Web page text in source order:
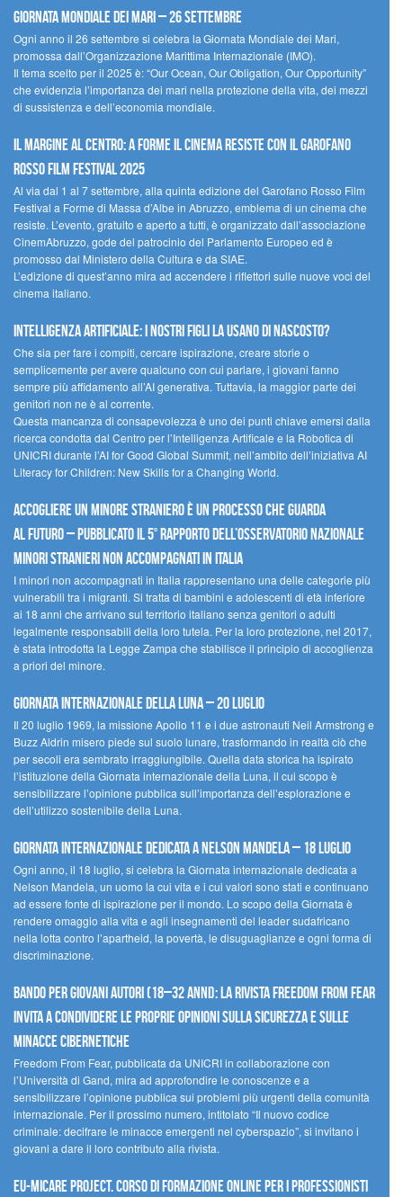
Giornata Mondiale dei Mari – 26 settembre
Ogni anno il 26 settembre si celebra la Giornata Mondiale dei Mari,
promossa dall’Organizzazione Marittima Internazionale (IMO).
Il tema scelto per il 2025 è: “Our Ocean, Our Obligation, Our Opportunity”
che evidenzia l’importanza dei mari nella protezione della vita, dei mezzi
di sussistenza e dell’economia mondiale.
Il margine al centro: a Forme il cinema resiste con il Garofano
Rosso Film Festival 2025
Al via dal 1 al 7 settembre, alla quinta edizione del Garofano Rosso Film
Festival a Forme di Massa d’Albe in Abruzzo, emblema di un cinema che
resiste. L’evento, gratuito e aperto a tutti, è organizzato dall’associazione
CinemAbruzzo, gode del patrocinio del Parlamento Europeo ed è
promosso dal Ministero della Cultura e da SIAE.
L’edizione di quest’anno mira ad accendere i riflettori sulle nuove voci del
cinema italiano.
Intelligenza artificiale: i nostri figli la usano di nascosto?
Che sia per fare i compiti, cercare ispirazione, creare storie o
semplicemente per avere qualcuno con cui parlare, i giovani fanno
sempre più affidamento all’AI generativa. Tuttavia, la maggior parte dei
genitori non ne è al corrente.
Questa mancanza di consapevolezza è uno dei punti chiave emersi dalla
ricerca condotta dal Centro per l’Intelligenza Artificale e la Robotica di
UNICRI durante l’AI for Good Global Summit, nell’ambito dell’iniziativa AI
Literacy for Children: New Skills for a Changing World.
Accogliere un minore straniero è un processo che guarda
al futuro – Pubblicato il 5° rapporto dell’Osservatorio Nazionale
Minori Stranieri Non Accompagnati in Italia
I minori non accompagnati in Italia rappresentano una delle categorie più
vulnerabili tra i migranti. Si tratta di bambini e adolescenti di età inferiore
ai 18 anni che arrivano sul territorio italiano senza genitori o adulti
legalmente responsabili della loro tutela. Per la loro protezione, nel 2017,
è stata introdotta la Legge Zampa che stabilisce il principio di accoglienza
a priori del minore.
Giornata Internazionale della Luna – 20 luglio
Il 20 luglio 1969, la missione Apollo 11 e i due astronauti Neil Armstrong e
Buzz Aldrin misero piede sul suolo lunare, trasformando in realtà ciò che
per secoli era sembrato irraggiungibile. Quella data storica ha ispirato
l’istituzione della Giornata internazionale della Luna, il cui scopo è
sensibilizzare l’opinione pubblica sull’importanza dell’esplorazione e
dell’utilizzo sostenibile della Luna.
Giornata internazionale dedicata a Nelson Mandela – 18 luglio
Ogni anno, il 18 luglio, si celebra la Giornata internazionale dedicata a
Nelson Mandela, un uomo la cui vita e i cui valori sono stati e continuano
ad essere fonte di ispirazione per il mondo. Lo scopo della Giornata è
rendere omaggio alla vita e agli insegnamenti del leader sudafricano
nella lotta contro l’apartheid, la povertà, le disuguaglianze e ogni forma di
discriminazione.
Bando per giovani autori (18–32 anni): la Rivista Freedom From Fear
invita a condividere le proprie opinioni sulla sicurezza e sulle
minacce cibernetiche
Freedom From Fear, pubblicata da UNICRI in collaborazione con
l’Università di Gand, mira ad approfondire le conoscenze e a
sensibilizzare l’opinione pubblica sui problemi più urgenti della comunità
internazionale. Per il prossimo numero, intitolato “Il nuovo codice
criminale: decifrare le minacce emergenti nel cyberspazio”, si invitano i
giovani a dare il loro contributo alla rivista.
EU-MiCare Project. Corso di formazione online per i professionisti